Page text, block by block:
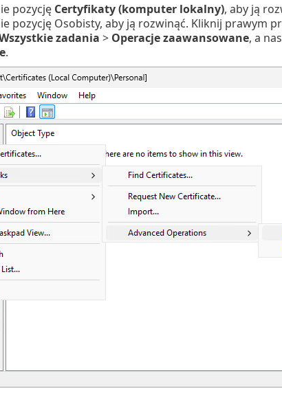
pozycję Certyfikaty (komputer lokalny), aby ją
pozycję Osobisty, aby ją rozwinąć. Kliknij prawym
zadania > Operacje zaawansowane, a
.